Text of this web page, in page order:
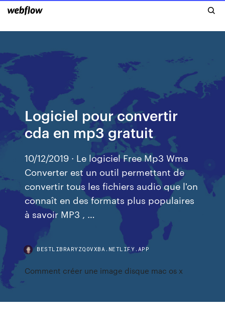
Logiciel pour convertir
cda en mp3 gratuit
10/12/2019 · Le logiciel Free Mp3 Wma
Converter est un outil permettant de
convertir tous les fichiers audio que l'on
connaît en des formats plus populaires
à savoir MP3 , …
BESTLIBRARYZQOVXBA.NETLIFY.APP
Comment créer une image disque mac os x